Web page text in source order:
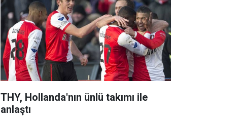
THY, Hollanda'nın ünlü takımı ile
anlaştı